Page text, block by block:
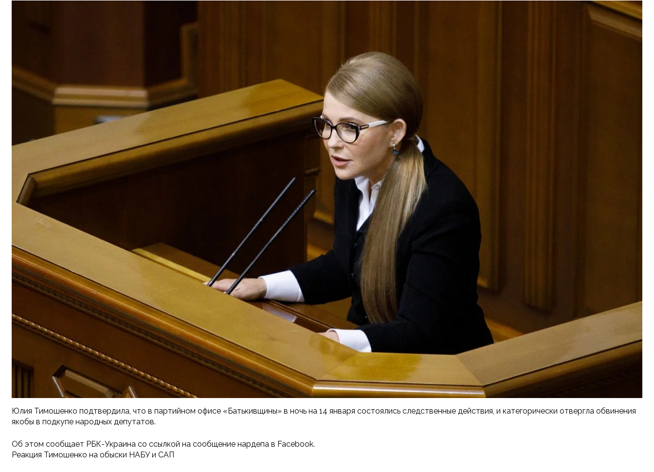
Юлия Тимошенко подтвердила, что в партийном офисе «Батькивщины» в ночь на 14 января состоялись следственные действия, и категорически отвергла обвинения
якобы в подкупе народных депутатов.
Об этом сообщает РБК-Украина со ссылкой на сообщение нардепа в Facebook.
Реакция Тимошенко на обыски НАБУ и САП